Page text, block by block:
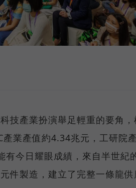
技產業扮演舉足輕重的要角，
業產值約4.34兆元，工研院
有今日耀眼成績，來自半世紀
件製造，建立了完整一條龍